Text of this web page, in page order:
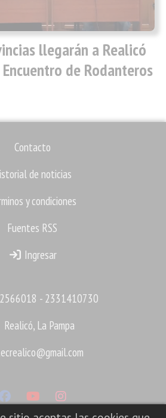
llegarán a Realicó
de Rodanteros
Contacto
de noticias
y condiciones
Fuentes RSS
Ingresar
- 2331410730
Realicó, La Pampa